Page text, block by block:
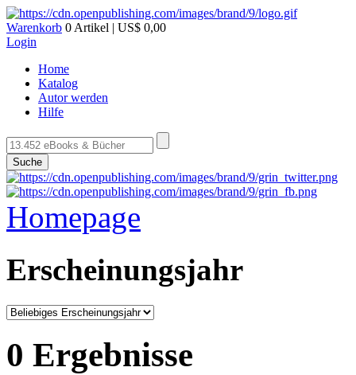
Warenkorb 0 Artikel | US$ 0,00
Login
Home
Katalog
Autor werden
Hilfe
Suche
Homepage
Erscheinungsjahr
0 Ergebnisse